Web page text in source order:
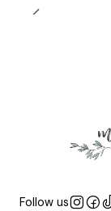
Follow us